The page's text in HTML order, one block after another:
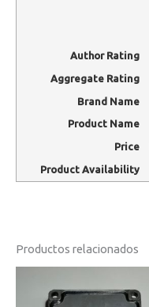
Author Rating
Aggregate Rating
Brand Name
Product Name
Price
Product Availability
Productos relacionados